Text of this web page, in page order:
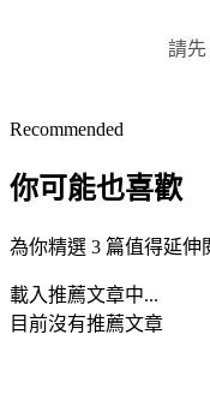
請先
Recommended
你可能也喜歡
為你精選 3 篇值得延伸
載入推薦文章中...
目前沒有推薦文章